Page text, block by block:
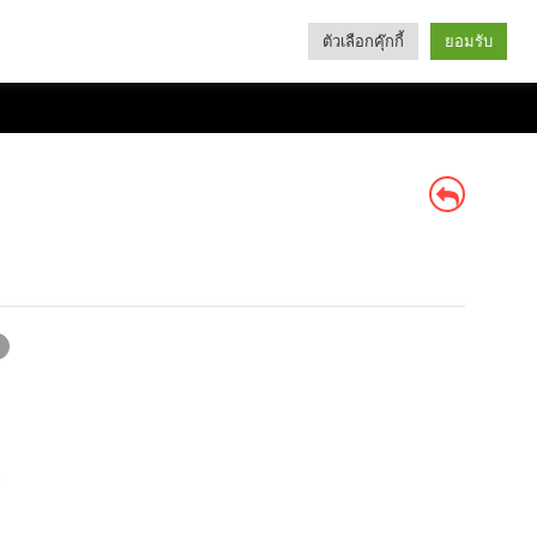
Categories
ตัวเลือกคุ๊กกี้ ยอมรับ